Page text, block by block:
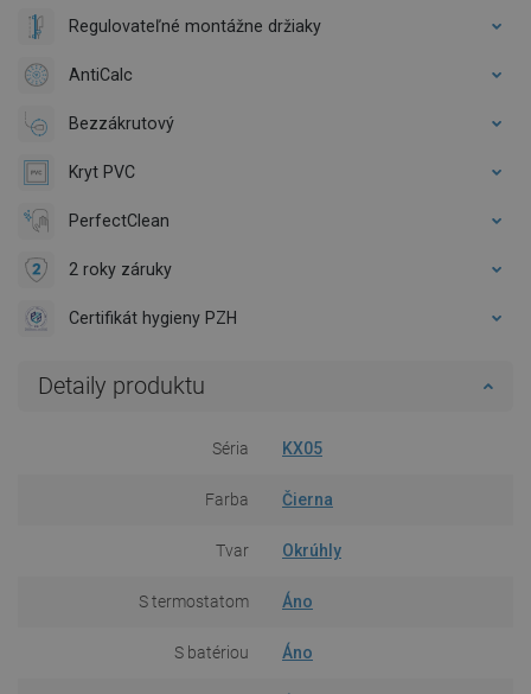
Regulovateľné montážne držiaky
AntiCalc
Bezzákrutový
Kryt PVC
PerfectClean
2 roky záruky
Certifikát hygieny PZH
Detaily produktu
Séria KX05
Farba Čierna
Tvar Okrúhly
S termostatom Áno
S batériou Áno